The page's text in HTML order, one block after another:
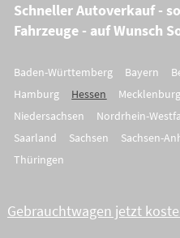
Schneller Autoverkauf -
Fahrzeuge - auf Wunsch
Baden-Württemberg Bayern
Hamburg
Hessen
Niedersachsen
Nordrhein-
Saarland
Sachsen Sachsen-
Thüringen
Gebrauchtwagen jetzt